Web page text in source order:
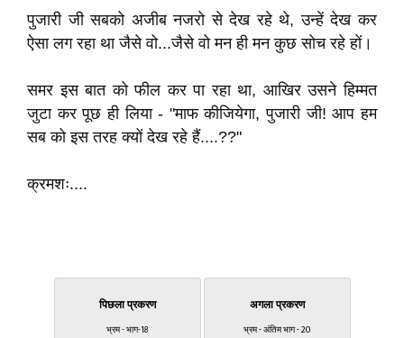
पुजारी जी सबको अजीब नजरो से देख रहे थे, उन्हें देख कर
ऐसा लग रहा था जैसे वो...जैसे वो मन ही मन कुछ सोच रहे हों।
समर इस बात को फील कर पा रहा था, आखिर उसने हिम्मत
जुटा कर पूछ ही लिया - "माफ कीजियेगा, पुजारी जी! आप हम
सब को इस तरह क्यों देख रहे हैं....??"
क्रमशः....
पिछला प्रकरण
भ्रम - भाग-18
अगला प्रकरण
भ्रम - अंतिम भाग - 20